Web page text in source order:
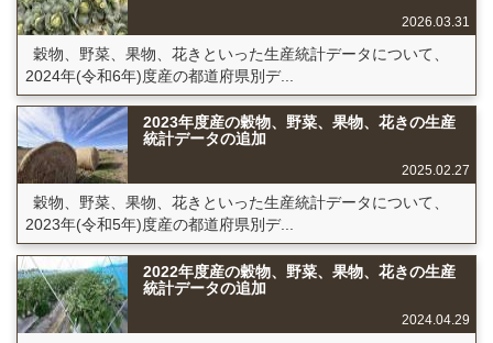
2026.03.31
穀物、野菜、果物、花きといった生産統計データについて、
2024年(令和6年)度産の都道府県別デ...
2023年度産の穀物、野菜、果物、花きの生産
統計データの追加
2025.02.27
穀物、野菜、果物、花きといった生産統計データについて、
2023年(令和5年)度産の都道府県別デ...
2022年度産の穀物、野菜、果物、花きの生産
統計データの追加
2024.04.29